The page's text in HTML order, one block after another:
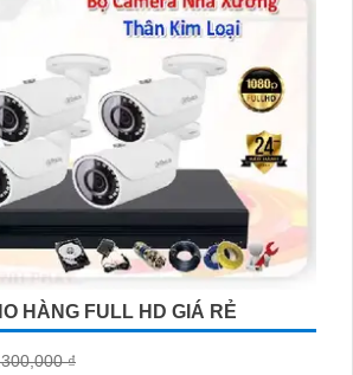
HÀNG FULL HD GIÁ RẺ
₫